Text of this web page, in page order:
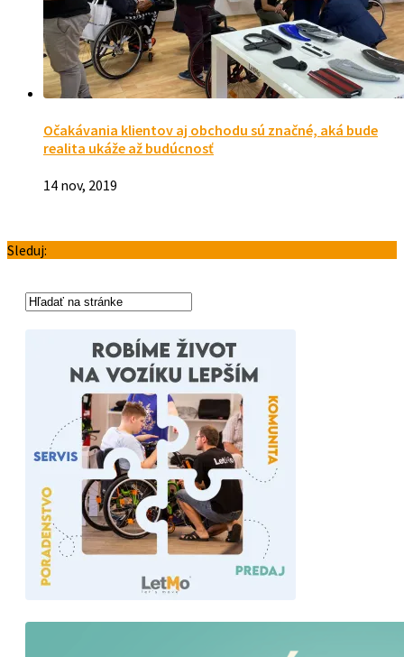
Očakávania klientov aj obchodu sú značné, aká bude
realita ukáže až budúcnosť
14 nov, 2019
Sleduj: